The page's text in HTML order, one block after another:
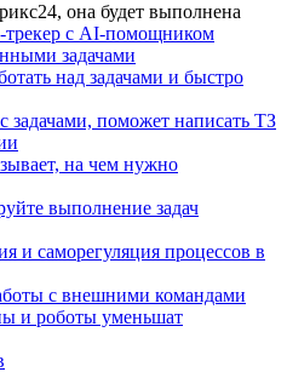
она будет выполнена
трекер с AI-помощником
задачами
над задачами и быстро
задачами, поможет написать ТЗ
на чем нужно
выполнение задач
и саморегуляция процессов в
с внешними командами
и роботы уменьшат